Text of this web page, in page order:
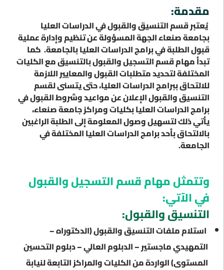
مقدمة:
يُعتبر قسم التنسيق والقبول في الدراسات العليا
بجامعة صنعاء الجهة المسؤولة عن تنظيم وإدارة عملية
قبول الطلبة في برامج الدراسات العليا بالجامعة. كما
تبدأ مهام قسم التسجيل والقبول بالتنسيق مع الكليات
المختلفة لتحديد متطلبات القبول والمعايير اللازمة
للالتحاق ببرامج الدراسات العليا، حتى يتسنى لقسم
التنسيق والقبول الإعلان عن مواعيد وشروط القبول في
برامج الدراسات العليا بكليات ومراكز جامعة صنعاء،
يأتي ذلك لتسهيل وصول المعلومة إلى الطلبة الراغبين
بالالتحاق بأحد برامج الدراسات العليا المختلفة في
الجامعة.
وتتمثل مهام قسم التسجيل والقبول
في الآتي:
التنسيق والقبول:
استلام ملفات التنسيق والقبول (الدكتوراه –
التمهيدي ماجستير – الدبلوم العالي – دبلوم التحسين
المستوى) الواردة من الكليات والمراكز التابعة لنيابة